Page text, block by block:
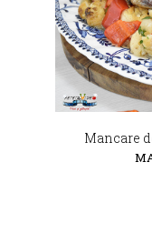
Mancare